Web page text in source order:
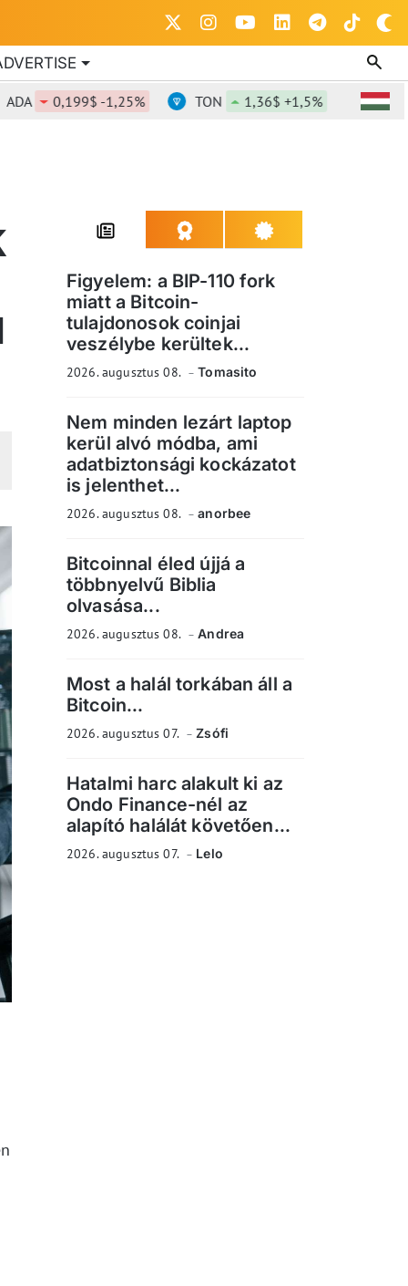
0,199$ -1,25% TON 1,36$ +1,5% DOT
Figyelem: a BIP-110 fork
miatt a Bitcoin-
tulajdonosok coinjai
veszélybe kerültek...
2026. augusztus 08. Tomasito
Nem minden lezárt laptop
kerül alvó módba, ami
adatbiztonsági kockázatot
is jelenthet...
2026. augusztus 08. anorbee
Bitcoinnal éled újjá a
többnyelvű Biblia
olvasása...
2026. augusztus 08. Andrea
Most a halál torkában áll a
Bitcoin...
2026. augusztus 07. Zsófi
Hatalmi harc alakult ki az
Ondo Finance-nél az
alapító halálát követően...
2026. augusztus 07. Lelo